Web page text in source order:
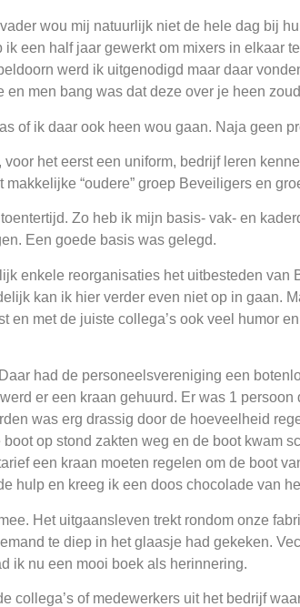
wou mij natuurlijk niet de hele dag bij
een half jaar gewerkt om mixers in elkaar
werd ik uitgenodigd maar daar
men bang was dat deze over je heen
of ik daar ook heen wou gaan. Naja geen
het eerst een uniform, bedrijf leren
“oudere” groep Beveiligers en
Zo heb ik mijn basis- vak- en
Een goede basis was gelegd.
enkele reorganisaties het uitbesteden
kan ik hier verder even niet op in gaan.
met de juiste collega’s ook veel humor
had de personeelsvereniging een
er een kraan gehuurd. Er was 1
was erg drassig door de hoeveelheid
op stond zakten weg en de boot kwam
een kraan moeten regelen om de boot
hulp en kreeg ik een doos chocolade van
Het uitgaansleven trekt rondom onze
te diep in het glaasje had gekeken.
ik nu een mooi boek als herinnering.
collega’s of medewerkers uit het bedrijf